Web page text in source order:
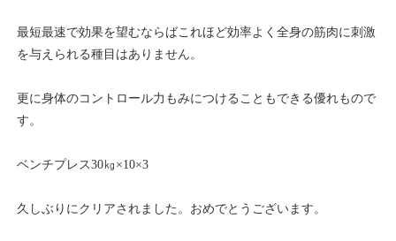
最短最速で効果を望むならばこれほど効率よく全身の筋肉に刺激
を与えられる種目はありません。
更に身体のコントロール力もみにつけることもできる優れもので
す。
ベンチプレス30㎏×10×3
久しぶりにクリアされました。おめでとうございます。